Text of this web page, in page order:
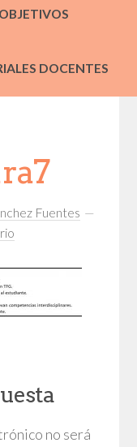
OBJETIVOS
DOCENTES
Fuentes
no será